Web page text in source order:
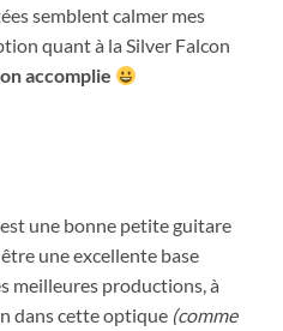
semblent calmer mes
quant à la Silver Falcon
accomplie
une bonne petite guitare
une excellente base
meilleures productions, à
dans cette optique (comme